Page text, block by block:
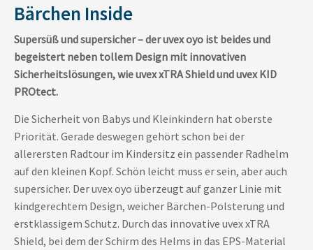
Bärchen Inside
Supersüß und supersicher – der uvex oyo ist beides und
begeistert neben tollem Design mit innovativen
Sicherheitslösungen, wie uvex xTRA Shield und uvex KID
PROtect.
Die Sicherheit von Babys und Kleinkindern hat oberste
Priorität. Gerade deswegen gehört schon bei der
allerersten Radtour im Kindersitz ein passender Radhelm
auf den kleinen Kopf. Schön leicht muss er sein, aber auch
supersicher. Der uvex oyo überzeugt auf ganzer Linie mit
kindgerechtem Design, weicher Bärchen-Polsterung und
erstklassigem Schutz. Durch das innovative uvex xTRA
Shield, bei dem der Schirm des Helms in das EPS-Material